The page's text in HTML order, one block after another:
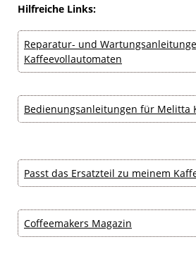
Hilfreiche Links:
Reparatur- und
Kaffeevollautomaten
Bedienungsanleitungen für Melitta
Passt das Ersatzteil zu meinem
Coffeemakers Magazin